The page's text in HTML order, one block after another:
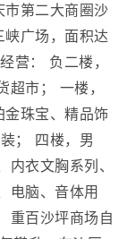
第二大商圈沙
广场，面积达
营： 负二楼，
市； 一楼，
珠宝、精品饰
； 四楼，男
衣文胸系列、
电脑、音体用
重百沙坪商场自